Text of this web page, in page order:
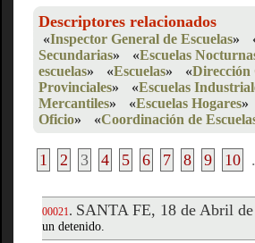
Descriptores relacionados
«Inspector General de Escuelas»
Secundarias» «Escuelas
escuelas» «Escuelas» «Dirección
Provinciales» «Escuelas
Mercantiles» «Escuelas Hogares»
Oficio» «Coordinación de
1 2 3 4 5 6 7 8 9 10
00021. SANTA FE, 18 de Abril
un detenido.